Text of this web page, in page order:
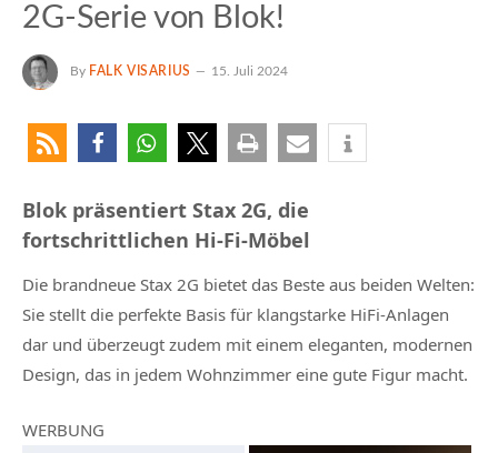
2G-Serie von Blok!
By FALK VISARIUS 15. Juli 2024
Blok präsentiert Stax 2G, die
fortschrittlichen Hi-Fi-Möbel
Die brandneue Stax 2G bietet das Beste aus beiden Welten:
Sie stellt die perfekte Basis für klangstarke HiFi-Anlagen
dar und überzeugt zudem mit einem eleganten, modernen
Design, das in jedem Wohnzimmer eine gute Figur macht.
WERBUNG